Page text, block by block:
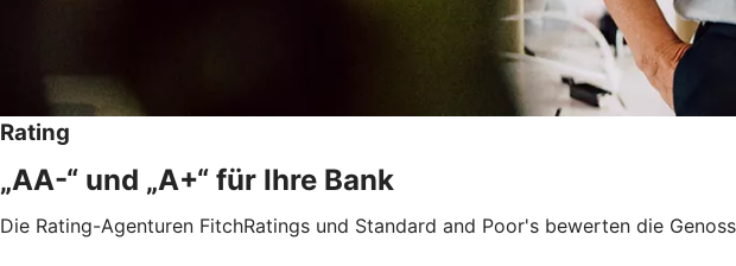
Rating
„AA-“ und „A+“ für Ihre Bank
Die Rating-Agenturen FitchRatings und Standard and Poor's bewerten die